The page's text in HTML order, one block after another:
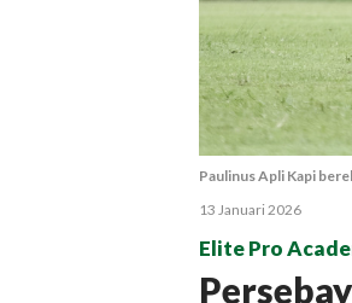
Paulinus Apli Kapi
13 Januari 2026
Elite Pro